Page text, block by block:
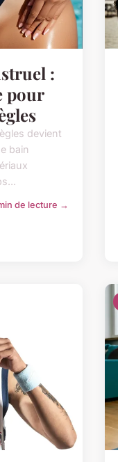
:
pour
devient
bain
de lecture →